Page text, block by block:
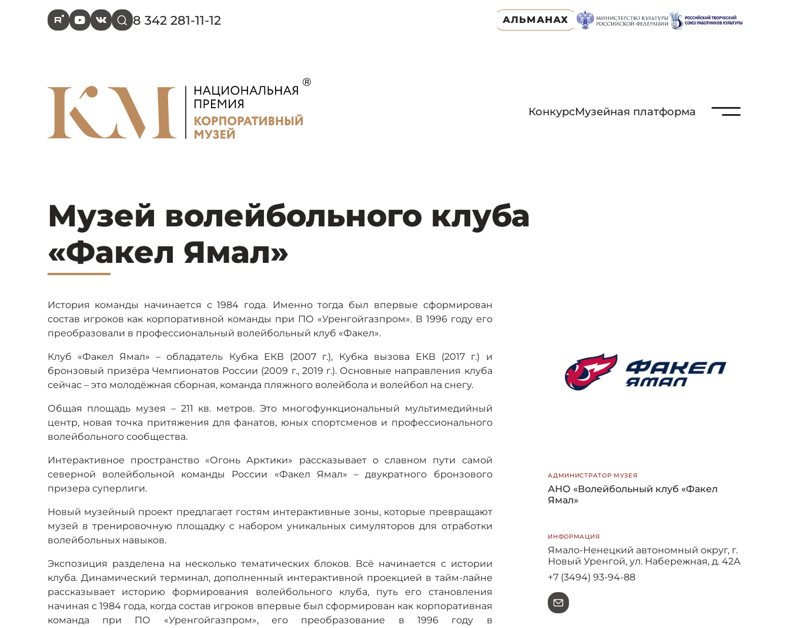
R Y V s 8 342 281-11-12 АЛЬМАНАХ
КонкурсМузейная платформа N
Музей волейбольного клуба
«Факел Ямал»
История команды начинается с 1984 года. Именно тогда был впервые сформирован
состав игроков как корпоративной команды при ПО «Уренгойгазпром». В 1996 году его
преобразовали в профессиональный волейбольный клуб «Факел».
Клуб «Факел Ямал» – обладатель Кубка ЕКВ (2007 г.), Кубка вызова ЕКВ (2017 г.) и
бронзовый призёра Чемпионатов России (2009 г., 2019 г.). Основные направления клуба
сейчас – это молодёжная сборная, команда пляжного волейбола и волейбол на снегу.
Общая площадь музея – 211 кв. метров. Это многофункциональный мультимедийный
центр, новая точка притяжения для фанатов, юных спортсменов и профессионального
волейбольного сообщества.
Интерактивное пространство «Огонь Арктики» рассказывает о славном пути самой
северной волейбольной команды России «Факел Ямал» – двукратного бронзового
призера суперлиги.
Новый музейный проект предлагает гостям интерактивные зоны, которые превращают
музей в тренировочную площадку с набором уникальных симуляторов для отработки
волейбольных навыков.
Экспозиция разделена на несколько тематических блоков. Всё начинается с истории
клуба. Динамический терминал, дополненный интерактивной проекцией в тайм-лайне
рассказывает историю формирования волейбольного клуба, путь его становления
начиная с 1984 года, когда состав игроков впервые был сформирован как корпоративная
команда при ПО «Уренгойгазпром», его преобразование в 1996 году в
АДМИНИСТРАТОР МУЗЕЯ
АНО «Волейбольный клуб «Факел
Ямал»
ИНФОРМАЦИЯ
Ямало-Ненецкий автономный округ, г.
Новый Уренгой, ул. Набережная, д. 42А
+7 (3494) 93-94-88
e